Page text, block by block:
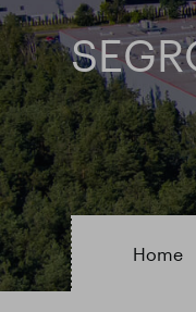
Submit
search
Ricerca popolare
Parco
Home